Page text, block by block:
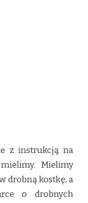
z instrukcją na
Mielimy
drobną kostkę, a
o drobnych